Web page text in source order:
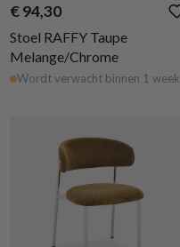
€ 94,30
Stoel RAFFY Taupe
Melange/Chrome
Wordt verwacht binnen 1 week